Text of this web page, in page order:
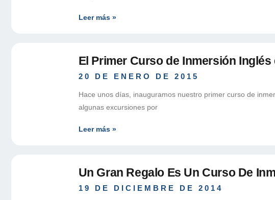
Leer más »
El Primer Curso de Inmersión Inglés
20 DE ENERO DE 2015
Hace unos días, inauguramos nuestro primer curso de
algunas excursiones por
Leer más »
Un Gran Regalo Es Un Curso De
19 DE DICIEMBRE DE 2014